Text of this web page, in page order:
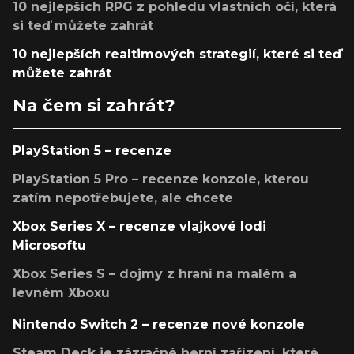
10 nejlepších RPG z pohledu vlastních očí, která
si teď můžete zahrát
10 nejlepších realtimových strategií, které si teď
můžete zahrát
Na čem si zahrát?
PlayStation 5 – recenze
PlayStation 5 Pro – recenze konzole, kterou
zatím nepotřebujete, ale chcete
Xbox Series X – recenze vlajkové lodi
Microsoftu
Xbox Series S – dojmy z hraní na malém a
levném Xboxu
Nintendo Switch 2 – recenze nové konzole